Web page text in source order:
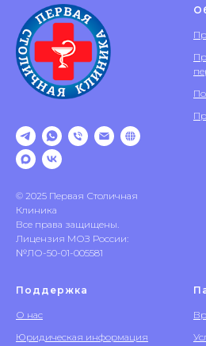
© 2025 Первая Столичная
Клиника
Все права защищены.
Лицензия МОЗ России:
№ЛО-50-01-005581
Поддержка
О нас
Юридическая информация